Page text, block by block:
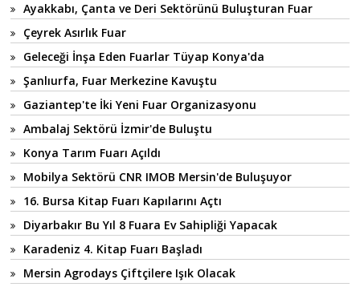
Ayakkabı, Çanta ve Deri Sektörünü Buluşturan Fuar
Çeyrek Asırlık Fuar
Geleceği İnşa Eden Fuarlar Tüyap Konya'da
Şanlıurfa, Fuar Merkezine Kavuştu
Gaziantep'te İki Yeni Fuar Organizasyonu
Ambalaj Sektörü İzmir'de Buluştu
Konya Tarım Fuarı Açıldı
Mobilya Sektörü CNR IMOB Mersin'de Buluşuyor
16. Bursa Kitap Fuarı Kapılarını Açtı
Diyarbakır Bu Yıl 8 Fuara Ev Sahipliği Yapacak
Karadeniz 4. Kitap Fuarı Başladı
Mersin Agrodays Çiftçilere Işık Olacak